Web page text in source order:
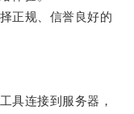
正规、信誉良好的
连接到服务器，